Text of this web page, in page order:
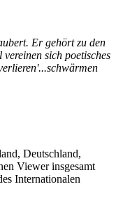
Er gehört zu den
sich poetisches
Deutschland,
Viewer insgesamt
Internationalen